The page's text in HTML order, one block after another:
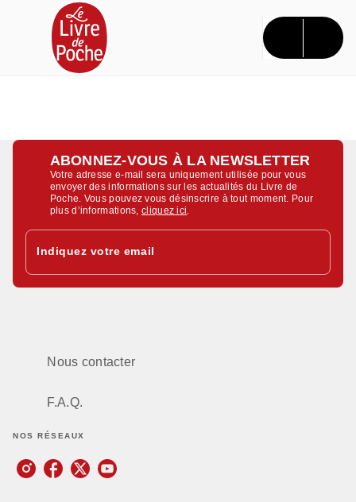
MENU RECHERCHE CONTENU
PIED DE PAGE
ABONNEZ-VOUS À LA NEWSLETTER
Votre adresse e-mail sera uniquement utilisée pour vous
envoyer des informations sur les actualités du Livre de
Poche. Vous pouvez vous désinscrire à tout moment. Pour
plus d’informations,cliquez ici.
Indiquez votre email
Nous contacter
F.A.Q.
NOS RÉSEAUX